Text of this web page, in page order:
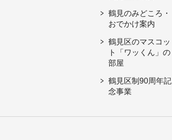
鶴見のみどころ・
おでかけ案内
鶴見区のマスコッ
ト「ワッくん」の
部屋
鶴見区制90周年記
念事業